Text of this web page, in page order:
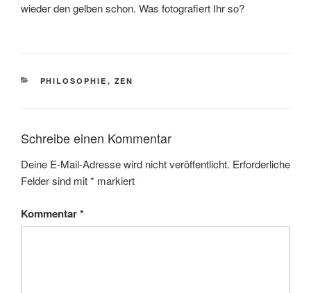
wieder den gelben schon. Was fotografiert Ihr so?
PHILOSOPHIE , ZEN
Schreibe einen Kommentar
Deine E-Mail-Adresse wird nicht veröffentlicht. Erforderliche
Felder sind mit* markiert
Kommentar*